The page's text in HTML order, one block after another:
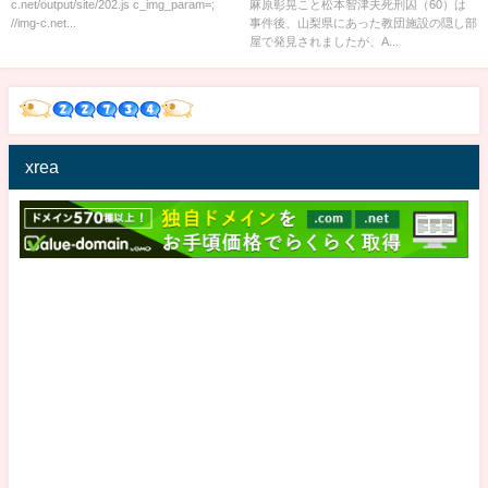
c.net/output/site/202.js c_img_param=;
//img-c.net...
麻原彰晃こと松本智津夫死刑囚（60）は
事件後、山梨県にあった教団施設の隠し部
屋で発見されましたが、A...
xrea